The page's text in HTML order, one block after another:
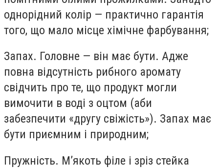
однорідний колір — практично гарантія
того, що мало місце хімічне фарбування;
Запах. Головне — він має бути. Адже
повна відсутність рибного аромату
свідчить про те, що продукт могли
вимочити в воді з оцтом (аби
забезпечити «другу свіжість»). Запах має
бути приємним і природним;
Пружність. М’якоть філе і зріз стейка